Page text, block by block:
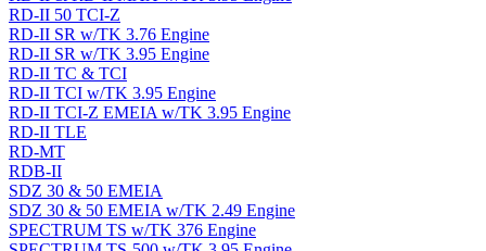
RD-II 50 TCI-Z
RD-II SR w/TK 3.76 Engine
RD-II SR w/TK 3.95 Engine
RD-II TC & TCI
RD-II TCI w/TK 3.95 Engine
RD-II TCI-Z EMEIA w/TK 3.95 Engine
RD-II TLE
RD-MT
RDB-II
SDZ 30 & 50 EMEIA
SDZ 30 & 50 EMEIA w/TK 2.49 Engine
SPECTRUM TS w/TK 376 Engine